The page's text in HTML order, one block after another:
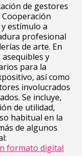
de gestores
estímulo a
profesional
de arte. En
y
para la
así como
involucrados
Se incluye,
de utilidad,
habitual en la
de algunos
formato digital